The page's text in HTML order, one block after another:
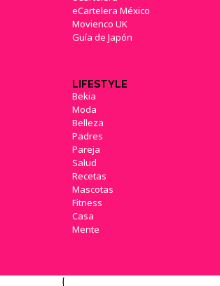
eCartelera México
Movienco UK
Guía de Japón
LIFESTYLE
Bekia
Moda
Belleza
Padres
Pareja
Salud
Recetas
Mascotas
Fitness
Casa
Mente
{